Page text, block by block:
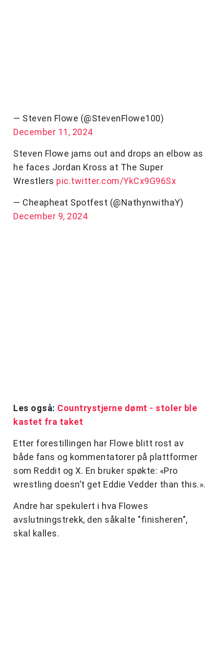
— Steven Flowe (@StevenFlowe100)
December 11, 2024
Steven Flowe jams out and drops an elbow as
he faces Jordan Kross at The Super
Wrestlers pic.twitter.com/YkCx9G96Sx
— Cheapheat Spotfest (@NathynwithaY)
December 9, 2024
Les også: Countrystjerne dømt - stoler ble
kastet fra taket
Etter forestillingen har Flowe blitt rost av
både fans og kommentatorer på plattformer
som Reddit og X. En bruker spøkte: «Pro
wrestling doesn’t get Eddie Vedder than this.».
Andre har spekulert i hva Flowes
avslutningstrekk, den såkalte "finisheren",
skal kalles.